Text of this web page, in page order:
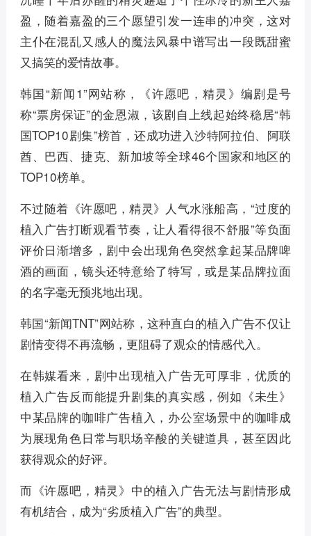
盈，随着嘉盈的三个愿望引发一连串的冲突，这对
主仆在混乱又感人的魔法风暴中谱写出一段既甜蜜
又搞笑的爱情故事。
韩国“新闻1”网站称，《许愿吧，精灵》编剧是号
称“票房保证”的金恩淑，该剧自上线起始终稳居“韩
国TOP10剧集”榜首，还成功进入沙特阿拉伯、阿联
酋、巴西、捷克、新加坡等全球46个国家和地区的
TOP10榜单。
不过随着《许愿吧，精灵》人气水涨船高，“过度的
植入广告打断观看节奏，让人看得很不舒服”等负面
评价日渐增多，剧中会出现角色突然拿起某品牌啤
酒的画面，镜头还特意给了特写，或是某品牌拉面
的名字毫无预兆地出现。
韩国“新闻TNT”网站称，这种直白的植入广告不仅让
剧情变得不再流畅，更阻碍了观众的情感代入。
在韩媒看来，剧中出现植入广告无可厚非，优质的
植入广告反而能提升剧集的真实感，例如《未生》
中某品牌的咖啡广告植入，办公室场景中的咖啡成
为展现角色日常与职场辛酸的关键道具，甚至因此
获得观众的好评。
而《许愿吧，精灵》中的植入广告无法与剧情形成
有机结合，成为“劣质植入广告”的典型。